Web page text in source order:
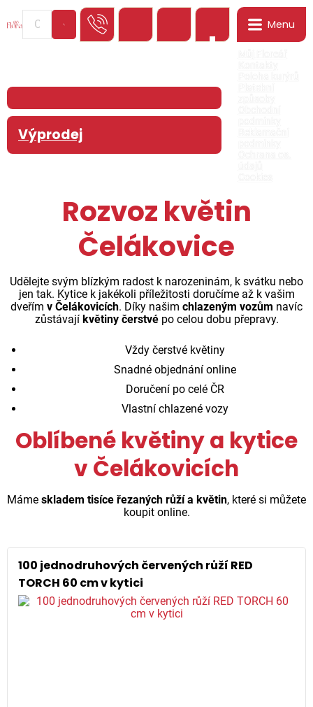
Menu
Výprodej
Rozvoz květin
Čelákovice
Udělejte svým blízkým radost k narozeninám, k svátku nebo
jen tak. Kytice k jakékoli příležitosti doručíme až k vašim
dveřím v Čelákovicích. Díky našim chlazeným vozům navíc
zůstávají květiny čerstvépo celou dobu přepravy.
Vždy čerstvé květiny
Snadné objednání online
Doručení po celé ČR
Vlastní chlazené vozy
Oblíbené květiny a kytice
v Čelákovicích
Máme skladem tisíce řezaných růží a květin, které si můžete
koupit online.
100 jednodruhových červených růží RED
TORCH 60 cm v kytici